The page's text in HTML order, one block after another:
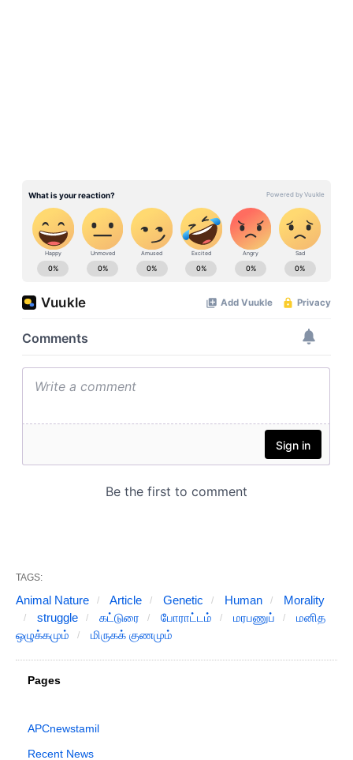
TAGS:
Animal Nature Article Genetic Human
Morality
struggle
கட்டுரை போராட்டம் மரபணுப்
மனித
ஒழுக்கமும்
மிருகக் குணமும்
Pages
APCnewstamil
Recent News